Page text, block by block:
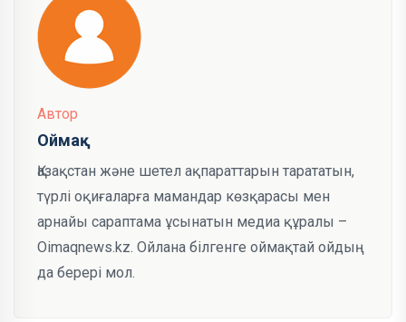
Автор
Оймақ
Қазақстан және шетел ақпараттарын тарататын,
түрлі оқиғаларға мамандар көзқарасы мен
арнайы сараптама ұсынатын медиа құралы –
Oimaqnews.kz. Ойлана білгенге оймақтай ойдың
да берері мол.